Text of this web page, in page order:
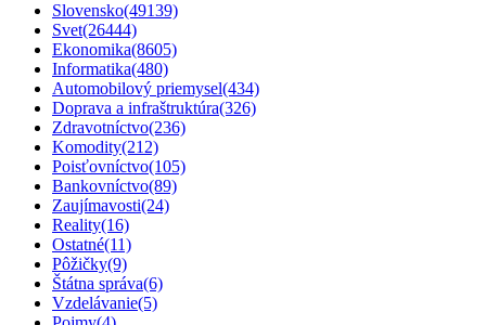
Slovensko(49139)
Svet(26444)
Ekonomika(8605)
Informatika(480)
Automobilový priemysel(434)
Doprava a infraštruktúra(326)
Zdravotníctvo(236)
Komodity(212)
Poisťovníctvo(105)
Bankovníctvo(89)
Zaujímavosti(24)
Reality(16)
Ostatné(11)
Pôžičky(9)
Štátna správa(6)
Vzdelávanie(5)